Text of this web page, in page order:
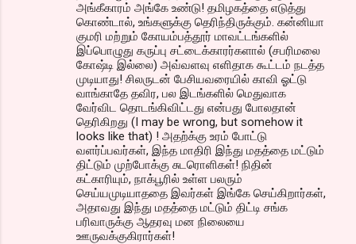
அங்கீகாரம் அங்கே உண்டு! தமிழகத்தை எடுத்து
கொண்டால், உங்களுக்கு தெரிந்திருக்கும். கன்னியா
குமரி மற்றும் கோயம்பத்தூர் மாவட்டங்களில்
இப்பொழுது கருப்பு சட்டைக்காரர்களால் (சபரிமலை
கோஷ்டி இல்லை) அவ்வளவு எளிதாக கூட்டம் நடத்த
முடியாது! சிலருடன் பேசியவரையில் காவி ஓட்டு
வாங்காதே தவிர, பல இடங்களில் மெதுவாக
வேர்விட தொடங்கிவிட்டது என்பது போலதான்
தெரிகிறது (I may be wrong, but somehow it
looks like that) ! அதற்க்கு உரம் போட்டு
வளர்ப்பவர்கள், இந்த மாதிரி இந்து மதத்தை மட்டும்
திட்டும் முற்போக்கு சுடரொளிகள்! நிதின்
கட்காரியும், நாக்பூரில் உள்ள பலரும்
செய்யமுடியாததை இவர்கள் இங்கே செய்கிறார்கள்,
அதாவது இந்து மதத்தை மட்டும் திட்டி சங்க
பரிவாருக்கு ஆதரவு மன நிலையை
ஊருவக்குகிரார்கள்!